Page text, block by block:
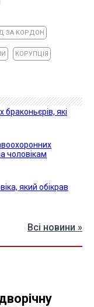
ЗА КОРДОН
КОРУПЦІЯ
які
чоловікам
який обікрав
Всі новини »